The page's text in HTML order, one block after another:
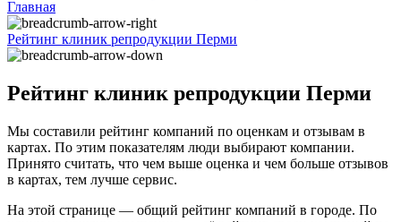
Главная
Рейтинг клиник репродукции Перми
Рейтинг клиник репродукции Перми
Мы составили рейтинг компаний по оценкам и отзывам в
картах. По этим показателям люди выбирают компании.
Принято считать, что чем выше оценка и чем больше отзывов
в картах, тем лучше сервис.
На этой странице — общий рейтинг компаний в городе. По